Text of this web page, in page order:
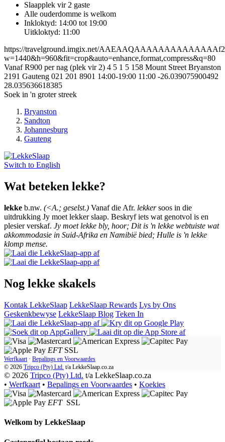
Slaapplek vir 2 gaste
Alle ouderdomme is welkom
Inkloktyd: 14:00 tot 19:00
Uitkloktyd: 11:00
https://travelground.imgix.net/
w=1440&h=960&fit=crop&auto=enhance,format,compress&q=80
Vanaf R900 per nag (plek vir 2) 4 5 1 5 158 Mount Street Bryanston
2191 Gauteng 021 201 8901 14:00-19:00 11:00 -26.039075900492
28.035636618385
Soek in 'n groter streek
Bryanston
Sandton
Johannesburg
Gauteng
Switch to English
Wat beteken lekke?
lekke b.nw. (<A.; geselst.) Vanaf die Afr. lekkersoos in die
uitdrukking Jy moet lekker slaap. Beskryf iets wat genotvol is en
plesier verskaf. Jy moet lekke bly, hoor; Dit is 'n lekke webtuiste wat
akkommodasie in Suid-Afrika en Namibië bied; Hulle is 'n lekke
klomp mense.
Nog lekke skakels
Kontak LekkeSlaap LekkeSlaap Rewards Lys by Ons
Geskenkbewyse LekkeSlaap Blog Teken In
EFT SSL
Werfkaart · Bepalings en Voorwaardes
© 2026 Tripco (Pty) Ltd. t/a LekkeSlaap.co.za
© 2026 Tripco (Pty) Ltd. t/a LekkeSlaap.co.za
• Werfkaart • Bepalings en Voorwaardes • Koekies
EFT SSL
Welkom by LekkeSlaap